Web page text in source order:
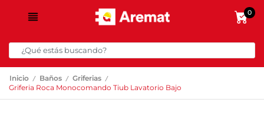
0
Inicio / Baños / Griferias /
Griferia Roca Monocomando Tiub Lavatorio Bajo